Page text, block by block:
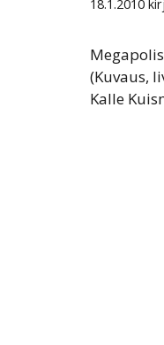
18.1.2010
(Kuvaus,
Kalle